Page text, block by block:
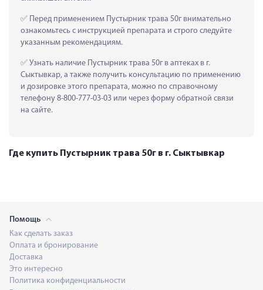
Перед применением Пустырник трава 50г внимательно
ознакомьтесь с инструкцией препарата и строго следуйте
указанным рекомендациям.
Узнать наличие Пустырник трава 50г в аптеках в г.
Сыктывкар, а также получить консультацию по применению
и дозировке этого препарата, можно по справочному
телефону 8-800-777-03-03 или через форму обратной связи
на сайте.
Где купить Пустырник трава 50г в г. Сыктывкар
Помощь
Как сделать заказ
Оплата и бронирование
Доставка
Это интересно
Политика конфиденциальности